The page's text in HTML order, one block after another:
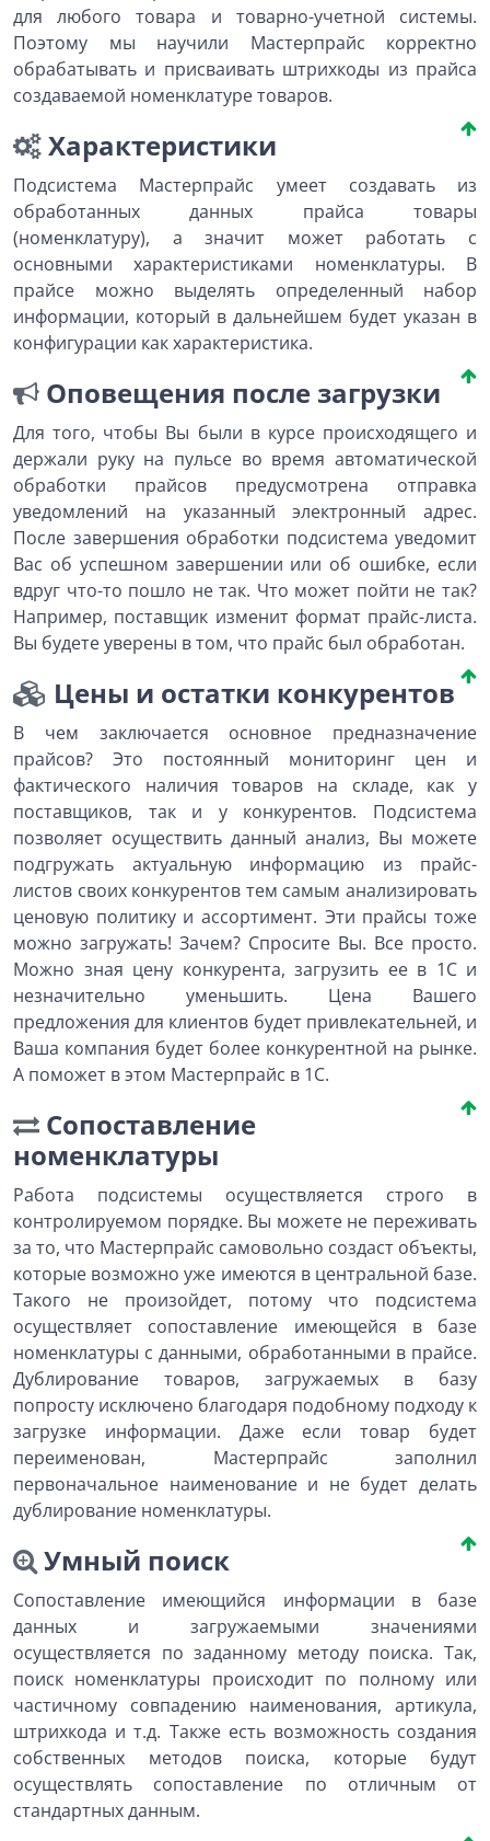
для любого товара и товарно-учетной системы.
Поэтому мы научили Мастерпрайс корректно
обрабатывать и присваивать штрихкоды из прайса
создаваемой номенклатуре товаров.
Характеристики
Подсистема Мастерпрайс умеет создавать из
обработанных данных прайса товары
(номенклатуру), а значит может работать с
основными характеристиками номенклатуры. В
прайсе можно выделять определенный набор
информации, который в дальнейшем будет указан в
конфигурации как характеристика.
Оповещения после загрузки
Для того, чтобы Вы были в курсе происходящего и
держали руку на пульсе во время автоматической
обработки прайсов предусмотрена отправка
уведомлений на указанный электронный адрес.
После завершения обработки подсистема уведомит
Вас об успешном завершении или об ошибке, если
вдруг что-то пошло не так. Что может пойти не так?
Например, поставщик изменит формат прайс-листа.
Вы будете уверены в том, что прайс был обработан.
Цены и остатки конкурентов
В чем заключается основное предназначение
прайсов? Это постоянный мониторинг цен и
фактического наличия товаров на складе, как у
поставщиков, так и у конкурентов. Подсистема
позволяет осуществить данный анализ, Вы можете
подгружать актуальную информацию из прайс-
листов своих конкурентов тем самым анализировать
ценовую политику и ассортимент. Эти прайсы тоже
можно загружать! Зачем? Спросите Вы. Все просто.
Можно зная цену конкурента, загрузить ее в 1С и
незначительно уменьшить. Цена Вашего
предложения для клиентов будет привлекательней, и
Ваша компания будет более конкурентной на рынке.
А поможет в этом Мастерпрайс в 1С.
Сопоставление
номенклатуры
Работа подсистемы осуществляется строго в
контролируемом порядке. Вы можете не переживать
за то, что Мастерпрайс самовольно создаст объекты,
которые возможно уже имеются в центральной базе.
Такого не произойдет, потому что подсистема
осуществляет сопоставление имеющейся в базе
номенклатуры с данными, обработанными в прайсе.
Дублирование товаров, загружаемых в базу
попросту исключено благодаря подобному подходу к
загрузке информации. Даже если товар будет
переименован, Мастерпрайс заполнил
первоначальное наименование и не будет делать
дублирование номенклатуры.
Умный поиск
Сопоставление имеющийся информации в базе
данных и загружаемыми значениями
осуществляется по заданному методу поиска. Так,
поиск номенклатуры происходит по полному или
частичному совпадению наименования, артикула,
штрихкода и т.д. Также есть возможность создания
собственных методов поиска, которые будут
осуществлять сопоставление по отличным от
стандартных данным.